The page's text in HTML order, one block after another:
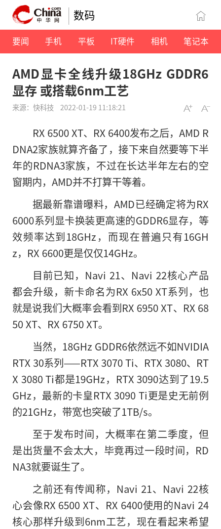
数码
要闻 手机 平板 IT硬件 相机 笔记本
AMD显卡全线升级18GHz GDDR6
显存 或搭载6nm工艺
来源：快科技 2022-01-19 11:18:21
RX 6500 XT、RX 6400发布之后，AMD R
DNA2家族就算齐备了，接下来自然要等下半
年的RDNA3家族，不过在长达半年左右的空
窗期内，AMD并不打算干等着。
据最新靠谱曝料，AMD已经确定将为RX
6000系列显卡换装更高速的GDDR6显存，等
效频率达到18GHz，而现在普遍只有16GH
z，RX 6600更是仅仅14GHz。
目前已知，Navi 21、Navi 22核心产品
都会升级，新卡命名为RX 6x50 XT系列，也
就是说我们大概率会看到RX 6950 XT、RX 68
50 XT、RX 6750 XT。
当然，18GHz GDDR6依然远不如NVIDIA
RTX 30系列——RTX 3070 Ti、RTX 3080、RT
X 3080 Ti都是19GHz，RTX 3090达到了19.5
GHz，最新的卡皇RTX 3090 Ti更是史无前例
的21GHz，带宽也突破了1TB/s。
至于发布时间，大概率在第二季度，但
是出货量不会太大，毕竟再过一段时间，RD
NA3就要诞生了。
之前还有传闻称，Navi 21、Navi 22核
心会像RX 6500 XT、RX 6400使用的Navi 24
核心那样升级到6nm工艺，现在看起来希望